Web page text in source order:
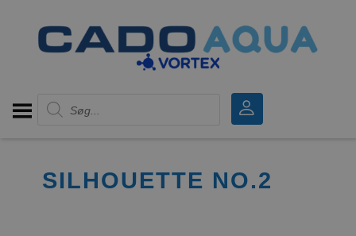
Products search
SILHOUETTE NO.2